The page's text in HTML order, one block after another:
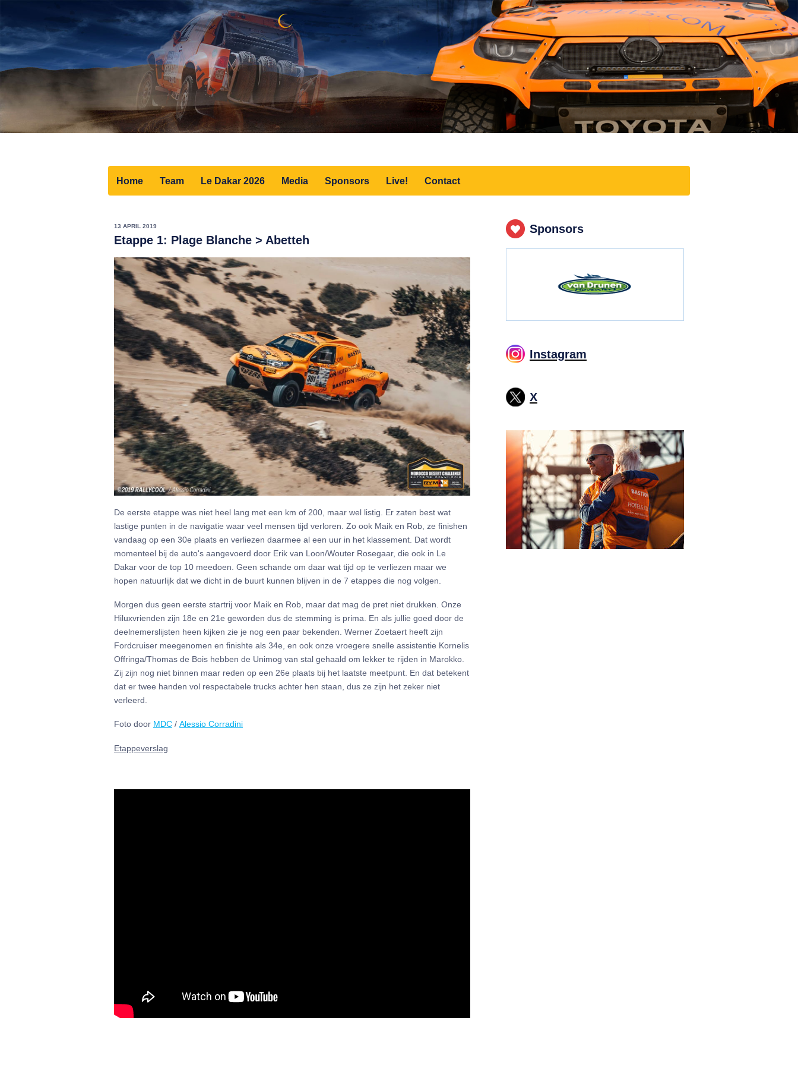
Home Team Le Dakar 2026 Media Sponsors Live! Contact
13 APRIL 2019
Etappe 1: Plage Blanche > Abetteh
De eerste etappe was niet heel lang met een km of 200, maar wel listig. Er zaten best wat
lastige punten in de navigatie waar veel mensen tijd verloren. Zo ook Maik en Rob, ze finishen
vandaag op een 30e plaats en verliezen daarmee al een uur in het klassement. Dat wordt
momenteel bij de auto's aangevoerd door Erik van Loon/Wouter Rosegaar, die ook in Le
Dakar voor de top 10 meedoen. Geen schande om daar wat tijd op te verliezen maar we
hopen natuurlijk dat we dicht in de buurt kunnen blijven in de 7 etappes die nog volgen.
Morgen dus geen eerste startrij voor Maik en Rob, maar dat mag de pret niet drukken. Onze
Hiluxvrienden zijn 18e en 21e geworden dus de stemming is prima. En als jullie goed door de
deelnemerslijsten heen kijken zie je nog een paar bekenden. Werner Zoetaert heeft zijn
Fordcruiser meegenomen en finishte als 34e, en ook onze vroegere snelle assistentie Kornelis
Offringa/Thomas de Bois hebben de Unimog van stal gehaald om lekker te rijden in Marokko.
Zij zijn nog niet binnen maar reden op een 26e plaats bij het laatste meetpunt. En dat betekent
dat er twee handen vol respectabele trucks achter hen staan, dus ze zijn het zeker niet
verleerd.
Foto door MDC / Alessio Corradini
Etappeverslag
Sponsors
Instagram
X